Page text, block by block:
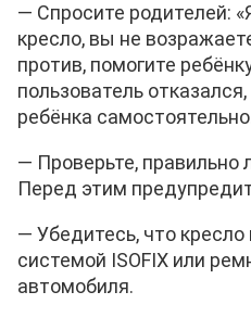
— Спросите родителей:
кресло, вы не
против, помогите
пользователь
ребёнка
— Проверьте, правильно
Перед этим
— Убедитесь, что
системой ISOFIX или
автомобиля.